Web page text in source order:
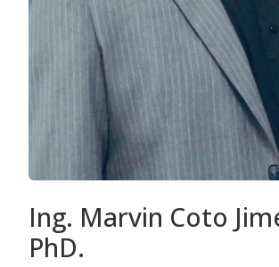
Ing. Marvin Coto
PhD.